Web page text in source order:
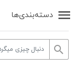
دسته‌بندی‌ها